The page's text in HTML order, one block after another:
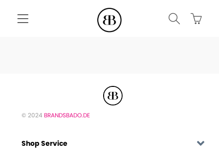
© 2024 BRANDSBADO.DE
Shop Service